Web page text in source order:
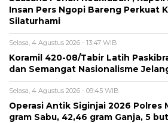
Insan Pers Ngopi Bareng Perkuat
Silaturhami
Selasa, 4 Agustus 2026 - 13:47 WIB
Koramil 420-08/Tabir Latih
dan Semangat Nasionalisme
Selasa, 4 Agustus 2026 - 09:45 WIB
Operasi Antik Siginjai 2026 Polres
gram Sabu, 42,46 gram Ganja, 5